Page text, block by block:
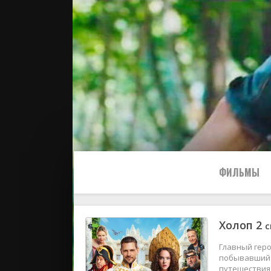
ФИЛЬМЫ
Все
2024
Холоп 2
Главный
побывавший